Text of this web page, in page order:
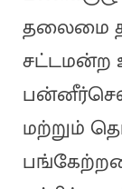
தலைமை
சட்டமன்ற
மற்றும்